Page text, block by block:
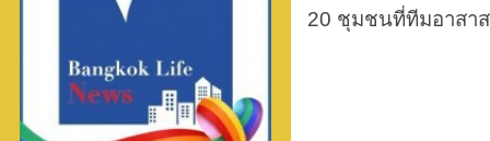
20 ชุมชนที่ทีมอาสา